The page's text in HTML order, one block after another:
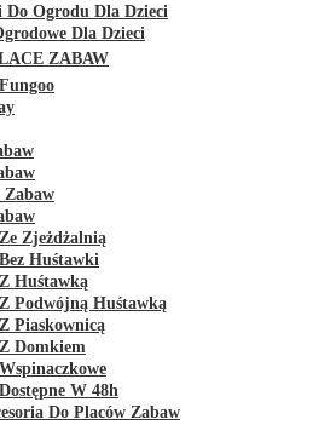
Do Ogrodu Dla Dzieci
Dla Dzieci
ZABAW
Zabaw
Zjeżdżalnią
Huśtawki
Huśtawką
Podwójną Huśtawką
Piaskownicą
Domkiem
W 48h
Do Placów Zabaw